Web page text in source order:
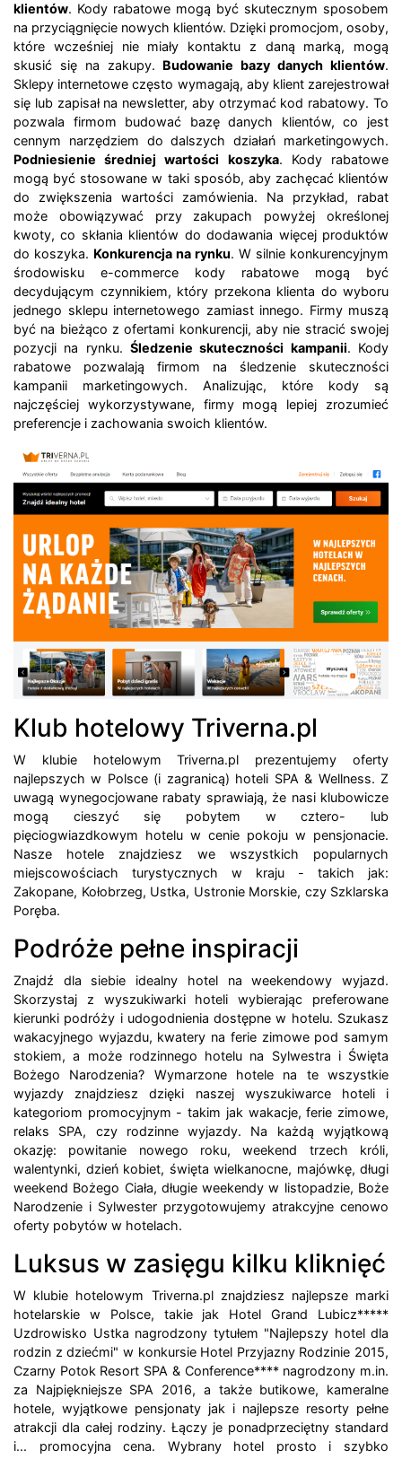
klientów. Kody rabatowe mogą być skutecznym sposobem
na przyciągnięcie nowych klientów. Dzięki promocjom, osoby,
które wcześniej nie miały kontaktu z daną marką, mogą
skusić się na zakupy. Budowanie bazy danych klientów.
Sklepy internetowe często wymagają, aby klient zarejestrował
się lub zapisał na newsletter, aby otrzymać kod rabatowy. To
pozwala firmom budować bazę danych klientów, co jest
cennym narzędziem do dalszych działań marketingowych.
Podniesienie średniej wartości koszyka. Kody rabatowe
mogą być stosowane w taki sposób, aby zachęcać klientów
do zwiększenia wartości zamówienia. Na przykład, rabat
może obowiązywać przy zakupach powyżej określonej
kwoty, co skłania klientów do dodawania więcej produktów
do koszyka. Konkurencja na rynku. W silnie konkurencyjnym
środowisku e-commerce kody rabatowe mogą być
decydującym czynnikiem, który przekona klienta do wyboru
jednego sklepu internetowego zamiast innego. Firmy muszą
być na bieżąco z ofertami konkurencji, aby nie stracić swojej
pozycji na rynku. Śledzenie skuteczności kampanii. Kody
rabatowe pozwalają firmom na śledzenie skuteczności
kampanii marketingowych. Analizując, które kody są
najczęściej wykorzystywane, firmy mogą lepiej zrozumieć
preferencje i zachowania swoich klientów.
Klub hotelowy Triverna.pl
W klubie hotelowym Triverna.pl prezentujemy oferty
najlepszych w Polsce (i zagranicą) hoteli SPA & Wellness. Z
uwagą wynegocjowane rabaty sprawiają, że nasi klubowicze
mogą cieszyć się pobytem w cztero- lub
pięciogwiazdkowym hotelu w cenie pokoju w pensjonacie.
Nasze hotele znajdziesz we wszystkich popularnych
miejscowościach turystycznych w kraju - takich jak:
Zakopane, Kołobrzeg, Ustka, Ustronie Morskie, czy Szklarska
Poręba.
Podróże pełne inspiracji
Znajdź dla siebie idealny hotel na weekendowy wyjazd.
Skorzystaj z wyszukiwarki hoteli wybierając preferowane
kierunki podróży i udogodnienia dostępne w hotelu. Szukasz
wakacyjnego wyjazdu, kwatery na ferie zimowe pod samym
stokiem, a może rodzinnego hotelu na Sylwestra i Święta
Bożego Narodzenia? Wymarzone hotele na te wszystkie
wyjazdy znajdziesz dzięki naszej wyszukiwarce hoteli i
kategoriom promocyjnym - takim jak wakacje, ferie zimowe,
relaks SPA, czy rodzinne wyjazdy. Na każdą wyjątkową
okazję: powitanie nowego roku, weekend trzech króli,
walentynki, dzień kobiet, święta wielkanocne, majówkę, długi
weekend Bożego Ciała, długie weekendy w listopadzie, Boże
Narodzenie i Sylwester przygotowujemy atrakcyjne cenowo
oferty pobytów w hotelach.
Luksus w zasięgu kilku kliknięć
W klubie hotelowym Triverna.pl znajdziesz najlepsze marki
hotelarskie w Polsce, takie jak Hotel Grand Lubicz*****
Uzdrowisko Ustka nagrodzony tytułem "Najlepszy hotel dla
rodzin z dziećmi" w konkursie Hotel Przyjazny Rodzinie 2015,
Czarny Potok Resort SPA & Conference**** nagrodzony m.in.
za Najpiękniejsze SPA 2016, a także butikowe, kameralne
hotele, wyjątkowe pensjonaty jak i najlepsze resorty pełne
atrakcji dla całej rodziny. Łączy je ponadprzeciętny standard
i... promocyjna cena. Wybrany hotel prosto i szybko